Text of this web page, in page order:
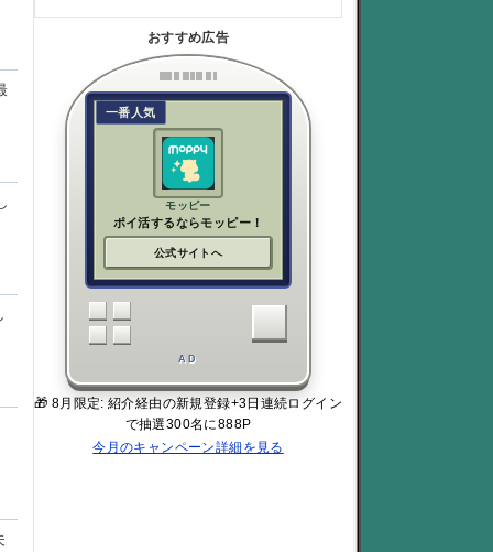
おすすめ広告
一番人気
モッピー
ポイ活するならモッピー！
公式サイトへ
AD
🎁 8月限定: 紹介経由の新規登録+3日連続ログイン
で抽選300名に888P
今月のキャンペーン詳細を見る